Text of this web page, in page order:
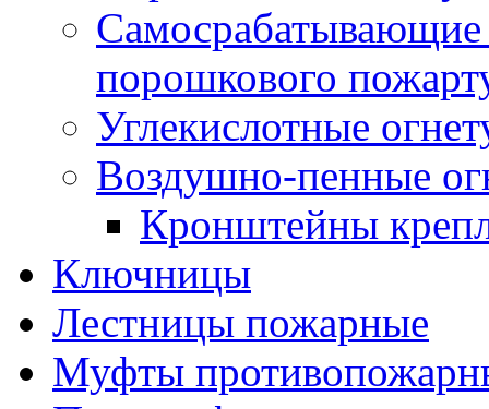
порошкового
Углекислотные
Воздушно-пенные
Кронштейны
Ключницы
Лестницы пожарные
Муфты